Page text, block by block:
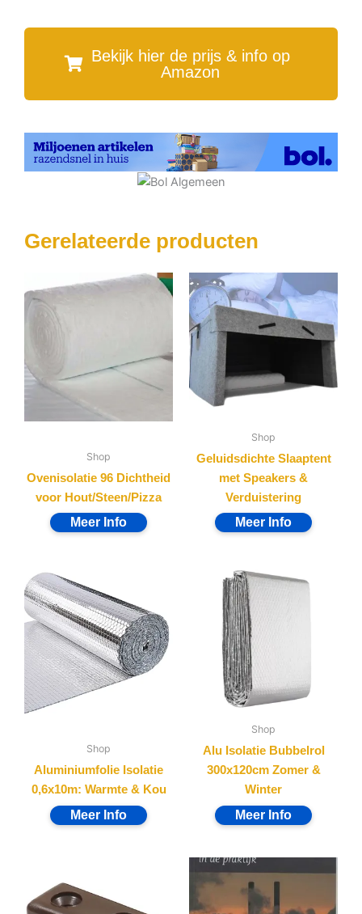
Bekijk hier de prijs & info op
Amazon
Gerelateerde producten
Shop
Ovenisolatie 96 Dichtheid
voor Hout/Steen/Pizza
Shop
Geluidsdichte Slaaptent
met Speakers &
Verduistering
Shop
Aluminiumfolie Isolatie
0,6x10m: Warmte & Kou
Shop
Alu Isolatie Bubbelrol
300x120cm Zomer &
Winter